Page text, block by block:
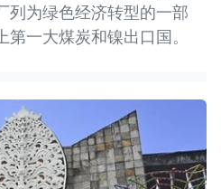
列为绿色经济转型的一部
一大煤炭和镍出口国。